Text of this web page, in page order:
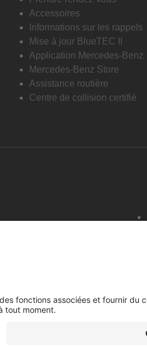
Accessoires
Informations sur les rappels
Mise à jour BlueTEC II
Application Mercedes-Benz
Mercedes-Benz Store
Assistance routière
Centre de collision certifié